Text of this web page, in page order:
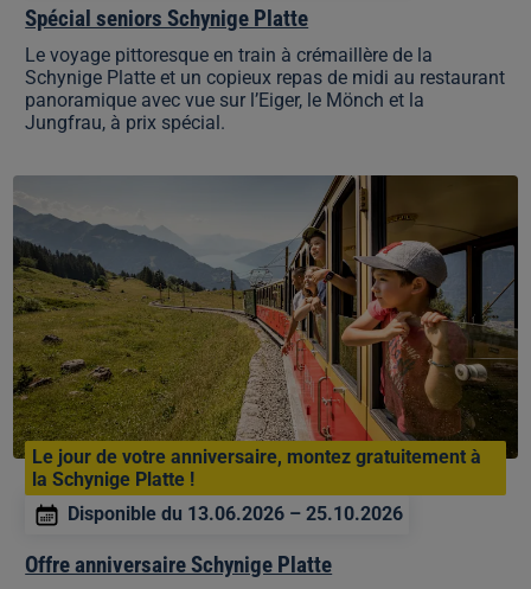
Spécial seniors Schynige Platte
Le voyage pittoresque en train à crémaillère de la
Schynige Platte et un copieux repas de midi au restaurant
panoramique avec vue sur l’Eiger, le Mönch et la
Jungfrau, à prix spécial.
Offre
anniversaire
Schynige
Platte
Le jour de votre anniversaire, montez gratuitement à
la Schynige Platte !
Disponible du 13.06.2026 – 25.10.2026
Offre anniversaire Schynige Platte